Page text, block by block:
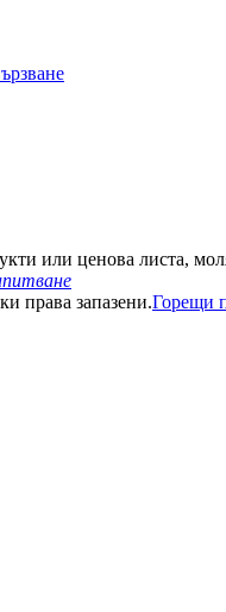
или ценова листа,
права запазени.Горещи